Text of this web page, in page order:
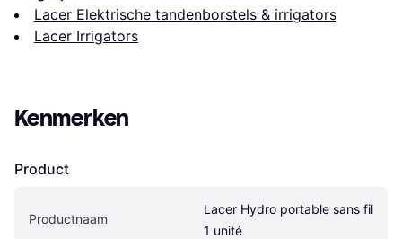
Lacer Elektrische tandenborstels & irrigators
Lacer Irrigators
Kenmerken
Product
Productnaam
Lacer Hydro portable sans fil
1 unité